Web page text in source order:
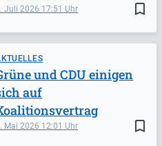
bookmark_border
Juli 2026 17:51
bookmark_border
Mai 2026 12:01
und CDU einigen
auf